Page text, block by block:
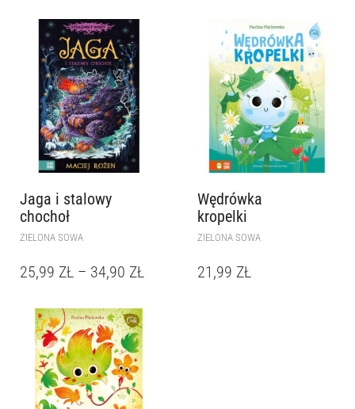
Jaga i stalowy
chochoł
ZIELONA SOWA
25,99 ZŁ – 34,90 ZŁ
Wędrówka
kropelki
ZIELONA SOWA
21,99 ZŁ